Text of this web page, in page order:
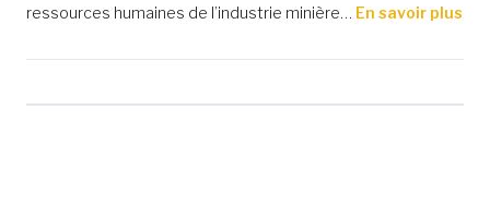
ressources humaines de l’industrie minière… En savoir plus